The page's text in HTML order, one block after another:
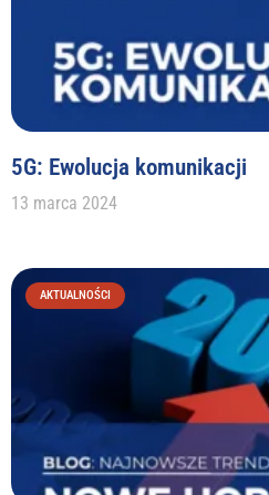
5G: Ewolucja komunikacji
13 marca 2024
AKTUALNOŚCI